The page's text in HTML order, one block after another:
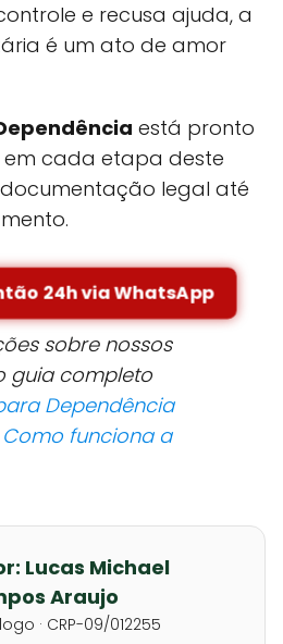
e recusa ajuda, a
é um ato de amor
está pronto
cada etapa deste
legal até
24h via WhatsApp
sobre nossos
guia completo
Dependência
Como funciona a
Lucas Michael
Araujo
· CRP-09/012255